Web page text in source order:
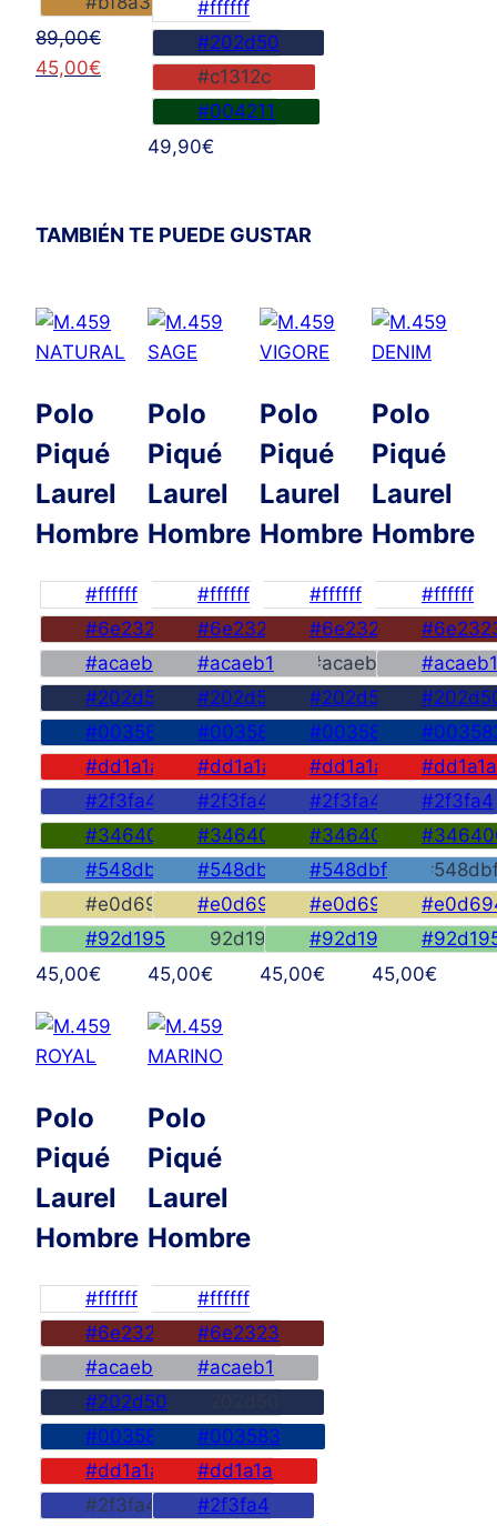
89,00€El
precio
original
89,00€.
45,00€
precio
actual
#ffffff
#202d50
#c1312c
#004211
49,90€
TAMBIÉN TE PUEDE GUSTAR
Polo
Piqué
Laurel
Hombre
#ffffff
#6e2323
#acaeb1
#202d50
#003583
#dd1a1a
#2f3fa4
#346400
#548dbf
#e0d694
#92d195
45,00€
Polo
Piqué
Laurel
Hombre
#ffffff
#6e2323
#acaeb1
#202d50
#003583
#dd1a1a
#2f3fa4
#346400
#548dbf
#e0d694
#92d195
45,00€
Polo
Piqué
Laurel
Hombre
#ffffff
#6e2323
#acaeb1
#202d50
#003583
#dd1a1a
#2f3fa4
#346400
#548dbf
#e0d694
#92d195
45,00€
Polo
Piqué
Laurel
Hombre
#ffffff
#acaeb1
#dd1a1a
#2f3fa4
45,00€
Polo
Piqué
Laurel
Hombre
#ffffff
#6e2323
#acaeb1
#202d50
#003583
#dd1a1a
#2f3fa4
Polo
Piqué
Laurel
Hombre
#ffffff
#6e2323
#acaeb1
#003583
#dd1a1a
#2f3fa4